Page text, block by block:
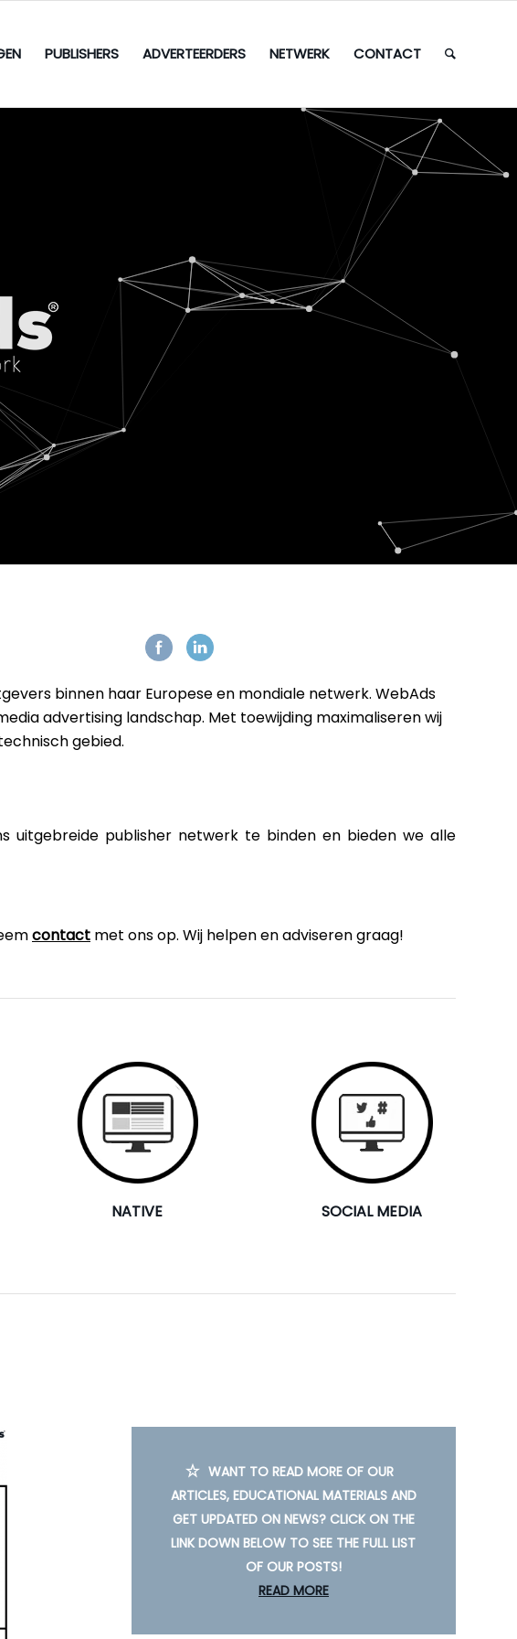
PUBLISHERS ADVERTEERDERS NETWERK CONTACT
binnen haar Europese en mondiale netwerk. WebAds
advertising landschap. Met toewijding maximaliseren wij
gebied.
uitgebreide publisher netwerk te binden en bieden we alle
contact met ons op. Wij helpen en adviseren graag!
NATIVE SOCIAL MEDIA
WANT TO READ MORE OF OUR
ARTICLES, EDUCATIONAL MATERIALS AND
GET UPDATED ON NEWS? CLICK ON THE
LINK DOWN BELOW TO SEE THE FULL LIST
OF OUR POSTS!
READ MORE